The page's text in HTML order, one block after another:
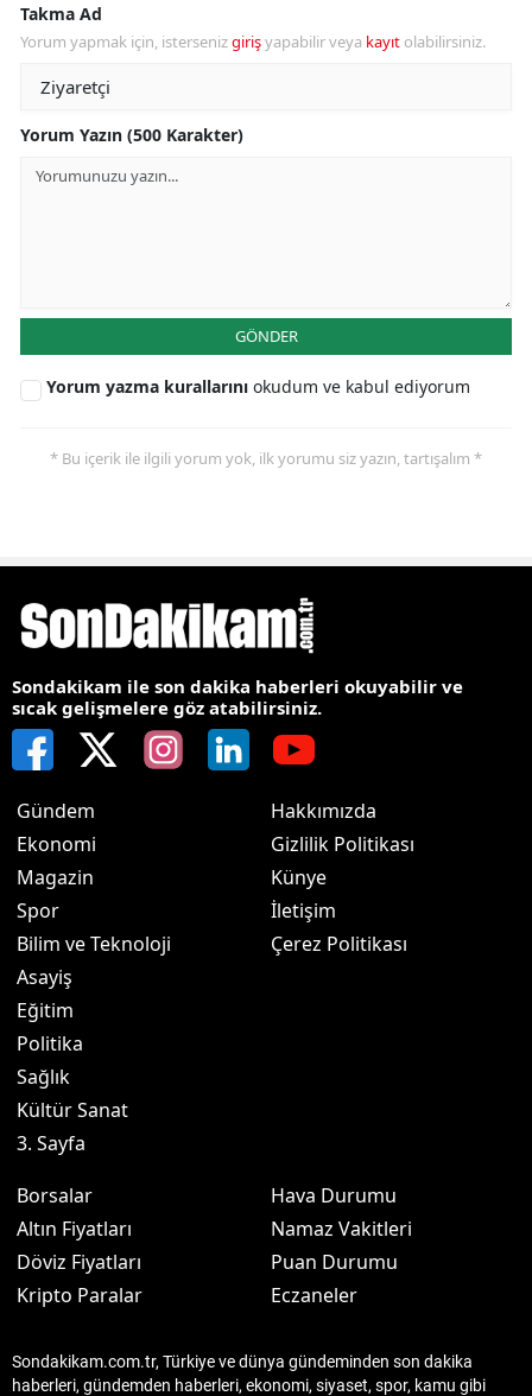
Takma Ad
Yorum yapmak için, istersenizgirişyapabilir veya kayıt olabilirsiniz.
Yorum Yazın (500 Karakter)
GÖNDER
Yorum yazma kurallarını okudum ve kabul ediyorum
* Bu içerik ile ilgili yorum yok, ilk yorumu siz yazın, tartışalım *
Sondakikam ile son dakika haberleri okuyabilir ve
sıcak gelişmelere göz atabilirsiniz.
Gündem
Ekonomi
Magazin
Spor
Bilim ve Teknoloji
Asayiş
Eğitim
Politika
Sağlık
Kültür Sanat
3. Sayfa
Hakkımızda
Gizlilik Politikası
Künye
İletişim
Çerez Politikası
Borsalar
Altın Fiyatları
Döviz Fiyatları
Kripto Paralar
Hava Durumu
Namaz Vakitleri
Puan Durumu
Eczaneler
Sondakikam.com.tr, Türkiye ve dünya gündeminden son dakika
haberleri, gündemden haberleri, ekonomi, siyaset, spor, kamu gibi